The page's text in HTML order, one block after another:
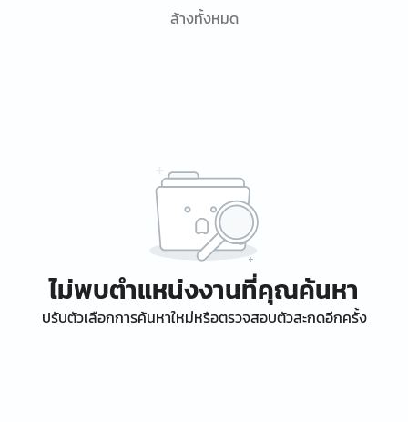
ล้างทั้งหมด
ไม่พบตำแหน่งงานที่คุณค้นหา
ปรับตัวเลือกการค้นหาใหม่หรือตรวจสอบตัวสะกดอีกครั้ง